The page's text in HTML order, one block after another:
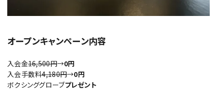
オープンキャンペーン内容
入会金16,500円→0円
入会手数料4,180円→0円
ボクシンググローブプレゼント